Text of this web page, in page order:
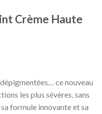
Crème Haute
ce nouveau
les plus sévères, sans
formule innovante et sa